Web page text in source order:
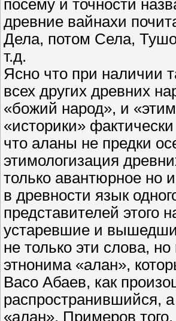
посему и точности
древние вайнахи
Дела, потом Села,
т.д.
Ясно что при наличии
всех других древних
«божий народ», и
«историки»
что аланы не предки
этимологизация
только авантюрное но
в древности язык
представителей
устаревшие и
не только эти слова,
этнонима «алан»,
Васо Абаев, как
распространившийся,
«алан». Примеров